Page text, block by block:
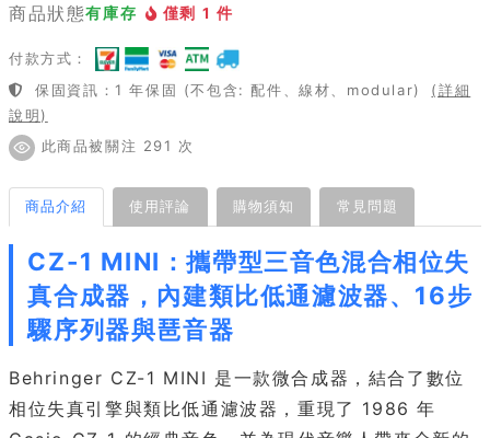
商品狀態有庫存 僅剩 1 件
付款方式：
保固資訊：1 年保固 (不包含: 配件、線材、modular)
(詳細
說明)
此商品被關注 291 次
商品介紹 使用評論 購物須知 常見問題
CZ-1 MINI：攜帶型三音色混合相位失
真合成器，內建類比低通濾波器、16步
驟序列器與琶音器
Behringer CZ-1 MINI 是一款微合成器，結合了數位
相位失真引擎與類比低通濾波器，重現了 1986 年